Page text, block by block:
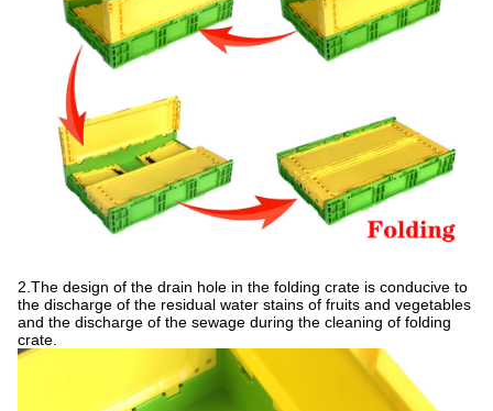
2 .The design of the drain hole in the folding crate is conducive to
the discharge of the residual water stains of fruits and vegetables
and the discharge of the sewage during the cleaning of folding
crate.